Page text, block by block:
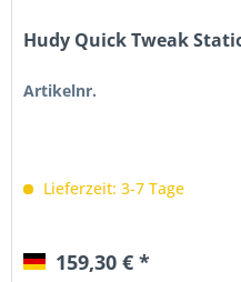
Hudy Quick Tweak
Artikelnr.
Lieferzeit: 3-7 Tage
159,30 € *